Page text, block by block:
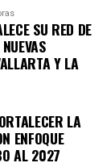
de
más
SU RED DE
Y LA
LA
ENFOQUE
AL 2027